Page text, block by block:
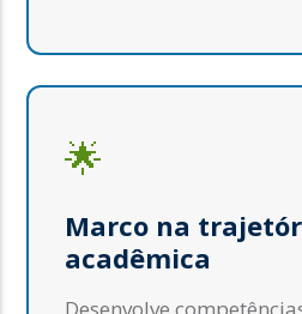
🌟
Marco na
acadêmica